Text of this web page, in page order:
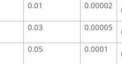
0.01 0.00002
0.03 0.00005
0.05 0.0001